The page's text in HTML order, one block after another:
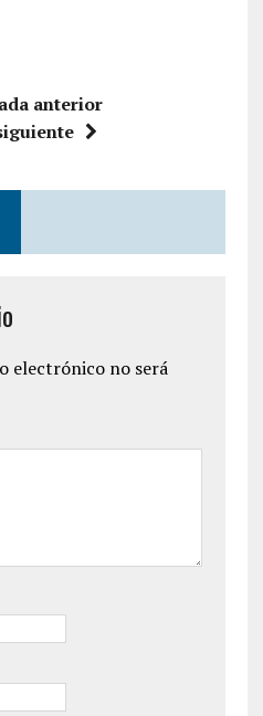
anterior
electrónico no será